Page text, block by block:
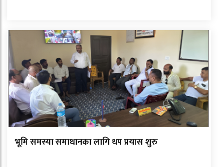
भूमि समस्या समाधानका लागि थप प्रयास शुरु